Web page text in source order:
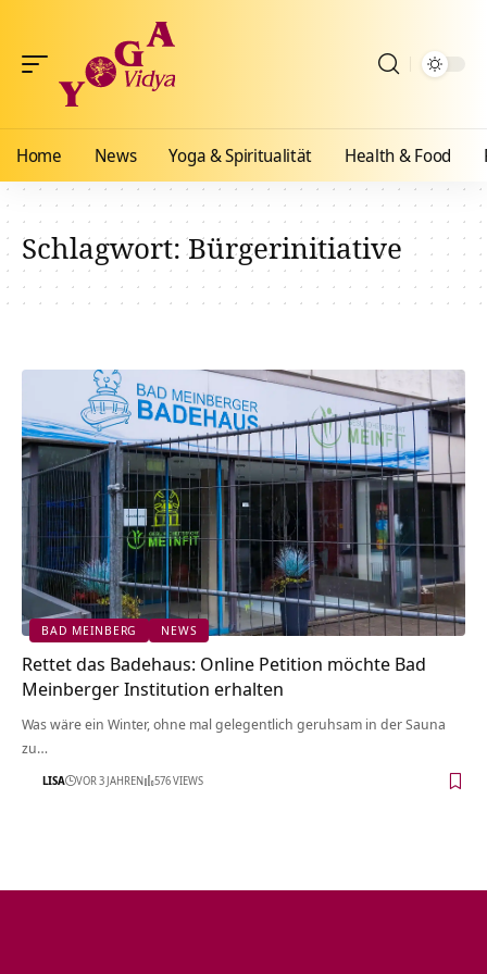
Home News Yoga & Spiritualität Health & Food
Schlagwort:Bürgerinitiative
BAD MEINBERG NEWS
Rettet das Badehaus: Online Petition möchte Bad
Meinberger Institution erhalten
Was wäre ein Winter, ohne mal gelegentlich geruhsam in der Sauna
zu…
LISA VOR 3 JAHREN 576 VIEWS